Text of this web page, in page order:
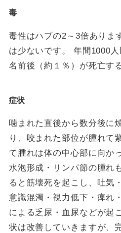
毒
毒性はハブの2～3倍ありま
は少ないです。 年間1000
名前後（約１％）が死亡す
症状
噛まれた直後から数分後に
り、咬まれた部位が腫れて
て腫れは体の中心部に向か
水泡形成・リンパ節の腫れ
ると筋壊死を起こし、吐気
意識混濁・視力低下・痺れ
による乏尿・血尿などが起
状は改善していきますが、